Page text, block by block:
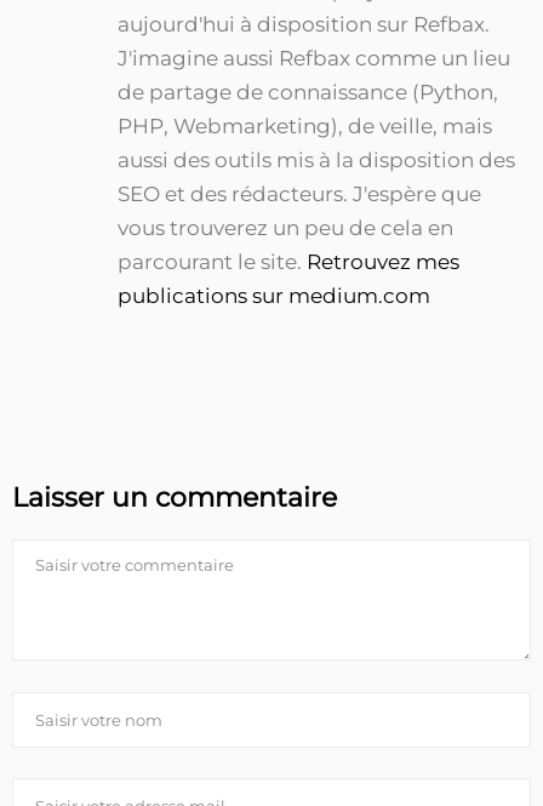
aujourd'hui à disposition sur Refbax.
J'imagine aussi Refbax comme un lieu
de partage de connaissance (Python,
PHP, Webmarketing), de veille, mais
aussi des outils mis à la disposition des
SEO et des rédacteurs. J'espère que
vous trouverez un peu de cela en
parcourant le site. Retrouvez mes
publications sur medium.com
Laisser un commentaire